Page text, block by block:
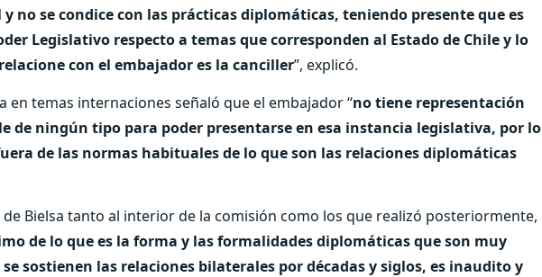
no se condice con las prácticas diplomáticas, teniendo presente que es
Legislativo respecto a temas que corresponden al Estado de Chile y lo
con el embajador es la canciller”, explicó.
en temas internaciones señaló que el embajador “no tiene representación
de ningún tipo para poder presentarse en esa instancia legislativa, por lo
de las normas habituales de lo que son las relaciones diplomáticas
Bielsa tanto al interior de la comisión como los que realizó posteriormente,
de lo que es la forma y las formalidades diplomáticas que son muy
sostienen las relaciones bilaterales por décadas y siglos, es inaudito y